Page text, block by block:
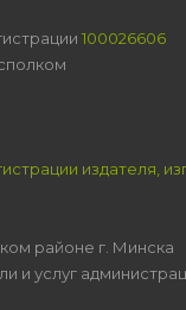
100026606
издателя,
районе г. Минска
и услуг